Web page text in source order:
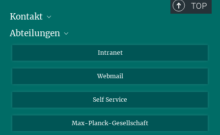
TOP
Kontakt
Mitarbeiterverzeichnis
Abteilungen
Kolloidchemie
Nachhaltige und Bio-inspirierte Materialien
Intranet
Webmail
Self Service
Max-Planck-Gesellschaft